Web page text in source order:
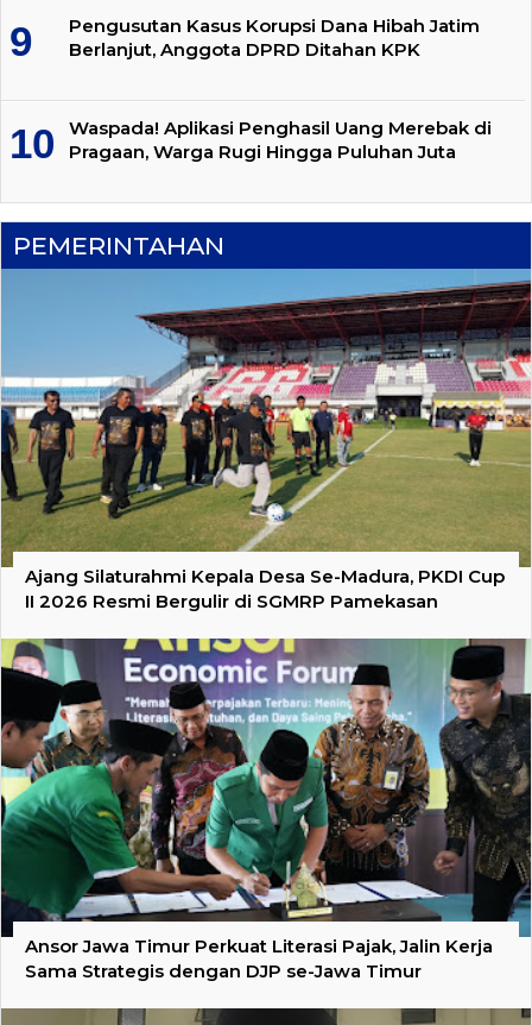
Pengusutan Kasus Korupsi Dana Hibah Jatim
Berlanjut, Anggota DPRD Ditahan KPK
Waspada! Aplikasi Penghasil Uang Merebak di
Pragaan, Warga Rugi Hingga Puluhan Juta
PEMERINTAHAN
Ajang Silaturahmi Kepala Desa Se-Madura, PKDI Cup
II 2026 Resmi Bergulir di SGMRP Pamekasan
Ansor Jawa Timur Perkuat Literasi Pajak, Jalin Kerja
Sama Strategis dengan DJP se-Jawa Timur